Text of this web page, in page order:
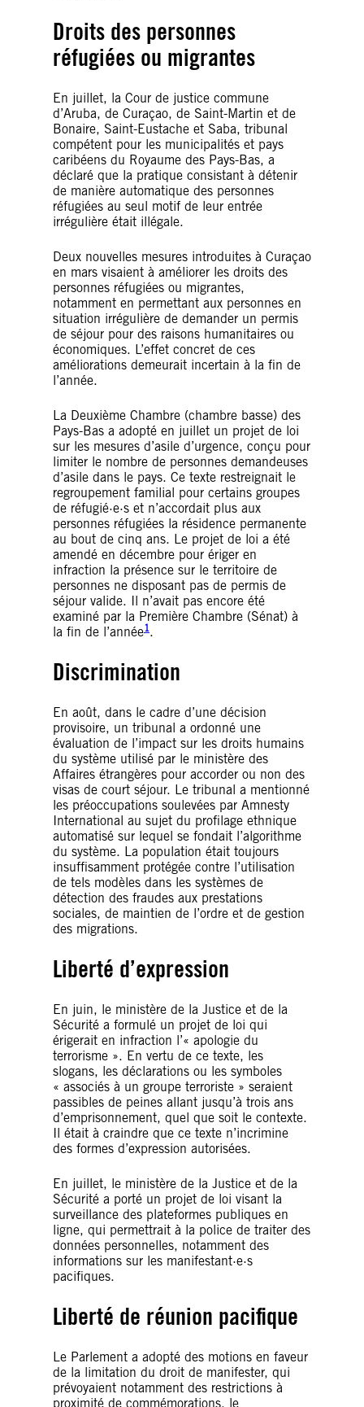
Droits des personnes
réfugiées ou migrantes
En juillet, la Cour de justice commune
d’Aruba, de Curaçao, de Saint-Martin et de
Bonaire, Saint-Eustache et Saba, tribunal
compétent pour les municipalités et pays
caribéens du Royaume des Pays-Bas, a
déclaré que la pratique consistant à détenir
de manière automatique des personnes
réfugiées au seul motif de leur entrée
irrégulière était illégale.
Deux nouvelles mesures introduites à Curaçao
en mars visaient à améliorer les droits des
personnes réfugiées ou migrantes,
notamment en permettant aux personnes en
situation irrégulière de demander un permis
de séjour pour des raisons humanitaires ou
économiques. L’effet concret de ces
améliorations demeurait incertain à la fin de
l’année.
La Deuxième Chambre (chambre basse) des
Pays-Bas a adopté en juillet un projet de loi
sur les mesures d’asile d’urgence, conçu pour
limiter le nombre de personnes demandeuses
d’asile dans le pays. Ce texte restreignait le
regroupement familial pour certains groupes
de réfugié·e·s et n’accordait plus aux
personnes réfugiées la résidence permanente
au bout de cinq ans. Le projet de loi a été
amendé en décembre pour ériger en
infraction la présence sur le territoire de
personnes ne disposant pas de permis de
séjour valide. Il n’avait pas encore été
examiné par la Première Chambre (Sénat) à
la fin de l’année1.
Discrimination
En août, dans le cadre d’une décision
provisoire, un tribunal a ordonné une
évaluation de l’impact sur les droits humains
du système utilisé par le ministère des
Affaires étrangères pour accorder ou non des
visas de court séjour. Le tribunal a mentionné
les préoccupations soulevées par Amnesty
International au sujet du profilage ethnique
automatisé sur lequel se fondait l’algorithme
du système. La population était toujours
insuffisamment protégée contre l’utilisation
de tels modèles dans les systèmes de
détection des fraudes aux prestations
sociales, de maintien de l’ordre et de gestion
des migrations.
Liberté d’expression
En juin, le ministère de la Justice et de la
Sécurité a formulé un projet de loi qui
érigerait en infraction l’« apologie du
terrorisme ». En vertu de ce texte, les
slogans, les déclarations ou les symboles
« associés à un groupe terroriste » seraient
passibles de peines allant jusqu’à trois ans
d’emprisonnement, quel que soit le contexte.
Il était à craindre que ce texte n’incrimine
des formes d’expression autorisées.
En juillet, le ministère de la Justice et de la
Sécurité a porté un projet de loi visant la
surveillance des plateformes publiques en
ligne, qui permettrait à la police de traiter des
données personnelles, notamment des
informations sur les manifestant·e·s
pacifiques.
Liberté de réunion pacifique
Le Parlement a adopté des motions en faveur
de la limitation du droit de manifester, qui
prévoyaient notamment des restrictions à
proximité de commémorations, le